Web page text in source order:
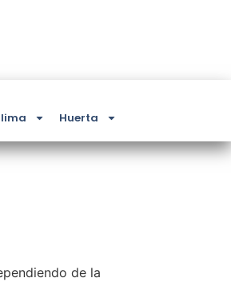
Huerta
de la